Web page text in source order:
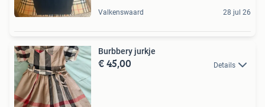
Valkenswaard 28 jul 26
Burbbery jurkje
€ 45,00 Details